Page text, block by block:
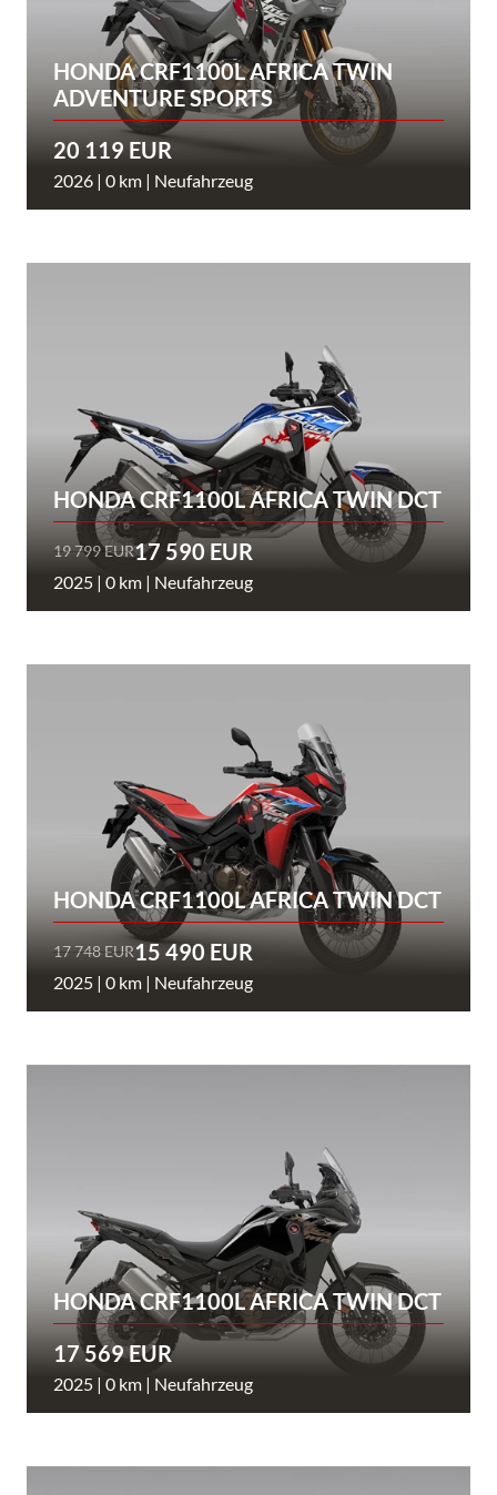
HONDA CRF1100L AFRICA TWIN
ADVENTURE SPORTS
20 119 EUR
2026 | 0 km | Neufahrzeug
HONDA CRF1100L AFRICA TWIN DCT
19 799 EUR17 590 EUR
2025 | 0 km | Neufahrzeug
HONDA CRF1100L AFRICA TWIN DCT
17 748 EUR15 490 EUR
2025 | 0 km | Neufahrzeug
HONDA CRF1100L AFRICA TWIN DCT
17 569 EUR
2025 | 0 km | Neufahrzeug